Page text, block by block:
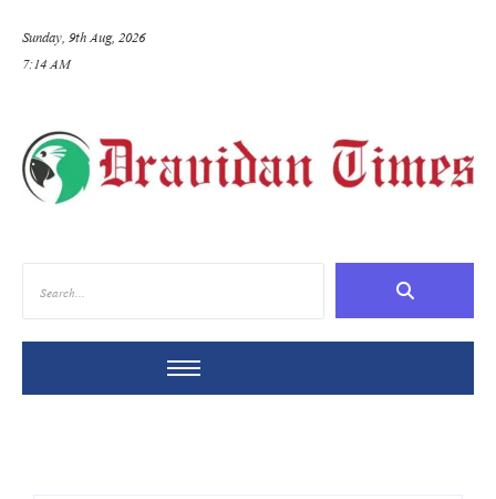
Sunday, 9th Aug, 2026
7:14 AM